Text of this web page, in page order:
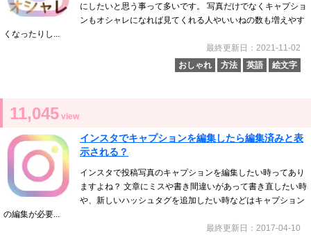
にしたいと思う事って多いです。 写真だけでなくキャプショ
ンもオシャレになれば見てくれる人やいいねの数も増えやす
くなったりし...
最終更新日：2021-11-02
おしゃれ
方法 英語 絵文字
11,045 view
インスタでキャプションを編集したら編集済みと表
示される？
インスタで投稿写真のキャプションを編集したい時ってあり
ますよね？ 文章にミスや書き間違いがあって書き直したい時
や、新しいハッシュタグを追加したい時などはキャプション
の編集が必要...
最終更新日：2017-04-10